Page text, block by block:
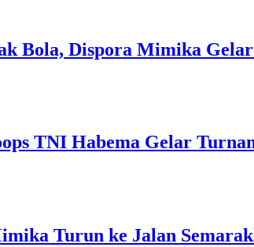
Bola, Dispora Mimika
TNI Habema Gelar
Turun ke Jalan